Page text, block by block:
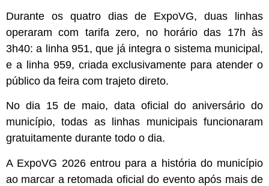
Durante os quatro dias de ExpoVG, duas linhas
operaram com tarifa zero, no horário das 17h às
3h40: a linha 951, que já integra o sistema municipal,
e a linha 959, criada exclusivamente para atender o
público da feira com trajeto direto.
No dia 15 de maio, data oficial do aniversário do
município, todas as linhas municipais funcionaram
gratuitamente durante todo o dia.
A ExpoVG 2026 entrou para a história do município
ao marcar a retomada oficial do evento após mais de